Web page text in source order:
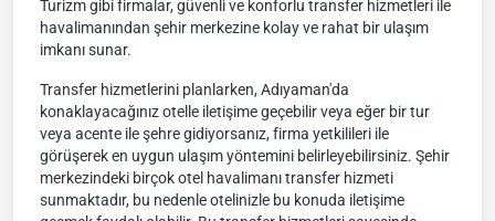
Turizm gibi firmalar, güvenli ve konforlu transfer hizmetleri ile
havalimanından şehir merkezine kolay ve rahat bir ulaşım
imkanı sunar.
Transfer hizmetlerini planlarken, Adıyaman'da
konaklayacağınız otelle iletişime geçebilir veya eğer bir tur
veya acente ile şehre gidiyorsanız, firma yetkilileri ile
görüşerek en uygun ulaşım yöntemini belirleyebilirsiniz. Şehir
merkezindeki birçok otel havalimanı transfer hizmeti
sunmaktadır, bu nedenle otelinizle bu konuda iletişime